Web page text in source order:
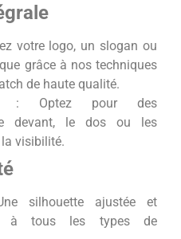
votre logo, un slogan ou
grâce à nos techniques
de haute qualité.
: Optez pour des
devant, le dos ou les
visibilité.
silhouette ajustée et
à tous les types de